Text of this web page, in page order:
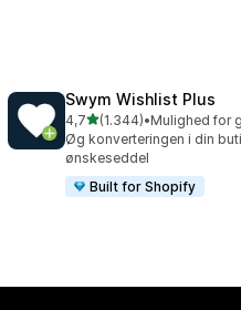
Swym Wishlist Plus
4,7ud af 5 stjerner
(1.344)
1344 anmeldelser i alt
•Mulighed for
Øg konverteringen i din
ønskeseddel
Built for Shopify